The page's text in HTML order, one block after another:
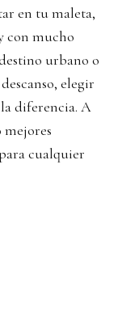
en tu maleta,
con mucho
urbano o
elegir
diferencia. A
cualquier